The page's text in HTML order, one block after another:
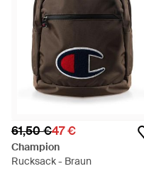
61,50 €47 €
Champion
Rucksack - Braun